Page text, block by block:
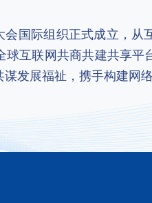
国际组织正式成立，
互联网共商共建共享平
发展福祉，携手构建网